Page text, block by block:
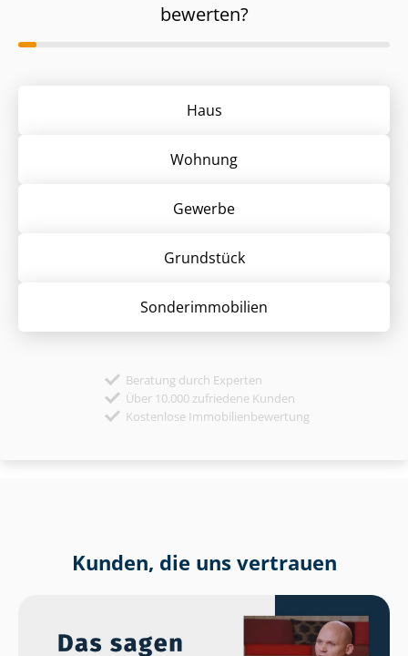
bewerten?
Haus
Wohnung
Gewerbe
Grund­stück
Sonder­immobilien
Beratung durch Experten
Über 10.000 zufriedene Kunden
Kostenlose Immobilienbewertung
Kunden, die uns vertrauen